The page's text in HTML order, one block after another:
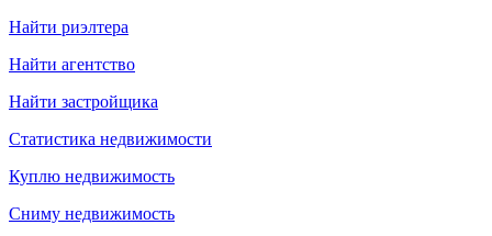
Найти риэлтера
Найти агентство
Найти застройщика
Статистика недвижимости
Куплю недвижимость
Сниму недвижимость